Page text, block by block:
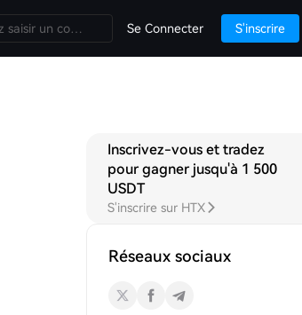
Se Connecter S'inscrire
Inscrivez-vous et tradez
pour gagner jusqu'à 1 500
USDT
S'inscrire sur HTX
Réseaux sociaux